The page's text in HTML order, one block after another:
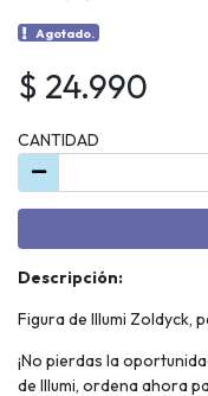
Agotado.
$ 24.990
CANTIDAD
Descripción:
Figura de Illumi Zoldyck,
¡No pierdas la
de Illumi, ordena ahora